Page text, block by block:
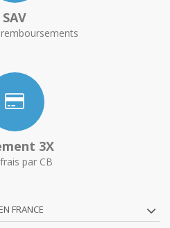
SAV
3X
par CB
FRANCE